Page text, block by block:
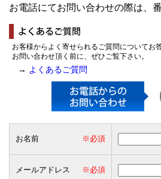
お電話にてお問い合わせの際は、
お客様からよく寄せられるご質問についてお
お問い合わせ頂く前に、ぜひご覧下さい。
→ よくあるご質問
お名前 ※必須
メールアドレス ※必須